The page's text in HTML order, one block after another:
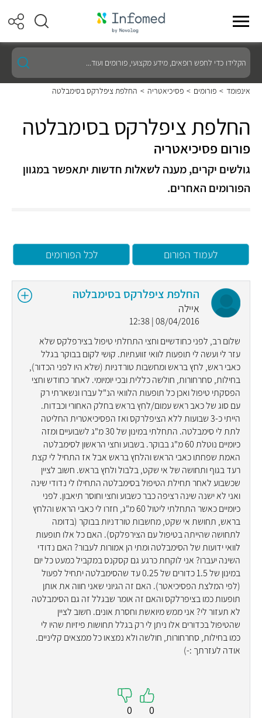
הקלידו
כדי
לחפש
רופאים,
מידע
ועוד...
אינפומד > פורומים > פסיכיאטריה > החלפת ציפלרקס בסימבלטה
החלפת ציפלרקס בסימבלטה
פורום פסיכיאטריה
גולשים יקרים, מענה לשאלות חדשות יתאפשר במגוון
הפורומים האחרים.
לעמוד הפורום לכל הפורומים
החלפת ציפלרקס בסימבלטה
איילה
08/04/2016 | 12:38
שלום רב, לפני כחודשיים וחצי התחלתי טיפול בצירפלקס שלא
עזר לי ועשה לי תופעות לוואי זוועתיות. קושי לקום בבוקר בגלל
כאבי ראש, לחץ בראש ומחשבות טורדניות (שלא היו לפני הכדור),
בחילות, סחרחורות, חולשה כללית ובכי יומיומי. לאחר כחודש וחצי
הפסקתי טיפול ואכן כל תופעות הלוואי הנ"ל עברו ונשארתי רק
עם סוג של כאב ראש עמום/לחץ בראש בחלק האחורי וכבדות.
הייתי כ-3 שבועות ללא הציפלרקס ואז הפסיכיאטרית החליטה
לתת לי סימבלטה. התחלתי במינון של 30 מ"ג לשבועיים ומזה
כיומיים נוטלת 60 מ"ג בבוקר. בשבוע וחצי הראשון לסימבלטה
האמת שפחתו כאבי הראש והלחץ בראש אבל אז התחיל לי קצת
רעד בגוף ותחושה של אי שקט, בלבול ולחץ בראש. חשוב לציין
שכשבוע לאחר תחילת הטיפול בסימבלטה התחילו לי נדודי שינה
ואני לא ישנה שינה רציפה כבר כשבוע וחצי וחוסר תיאבון. לפני
כיומיים כאשר התחלתי ליטול 60 מ"ג, חזרו לי כאבי הראש והלחץ
בראש, תחושת אי שקט, מחשבות טורדניות בבוקר (בדומה
לתחושה שהייתה בטיפול עם הצירפלקס). האם כל אלו תופעות
לוואי ידועות של הסימבלטה ומתי הן אמורות לעבור? האם נדודי
השינה יעברו? אני לוקחת כרגע גם קסקנס במקביל כמעט כל יום
במינון של 1.5 כדורים של 0.25 עד שהסימבלטה יתחיל לפעול
(לפי המלצת הפסיכיאטר). האם זה הגיוני שאני חווה את אותן
תופעות כמו בציפרלקס והאם זה אומר שבגלל זה גם הסימבלטה
לא תעזור לי? אני ממש מיואשת וחסרת אונים. חשוב לציין
שהטיפול בכדורים אלו ניתן לי רק בגלל תחושות פיזיות שהיו לי
כמו בחילות, סחרחורות, חולשה ולא נמצאו כל ממצאים קליניים.
אודה לעזרתך :-)
0
0